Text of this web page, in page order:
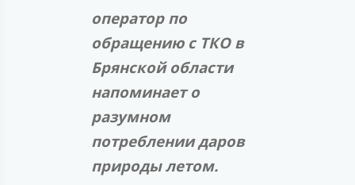
оператор по
обращению с ТКО в
Брянской области
напоминает о
разумном
потреблении даров
природы летом.